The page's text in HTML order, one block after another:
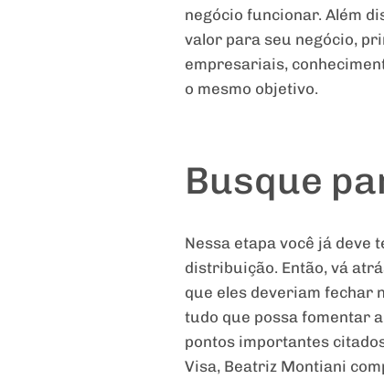
negócio funcionar. Além
valor para seu negócio,
empresariais,
o mesmo objetivo.
Busque
Nessa etapa você já deve
distribuição. Então, vá
que eles deveriam fechar
tudo que possa fomentar
pontos importantes
Visa, Beatriz Montiani